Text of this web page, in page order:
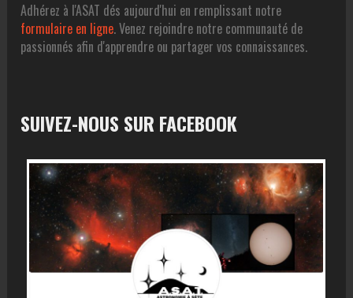
Adhérez à l'ASAT dés aujourd'hui en remplissant notre
formulaire en ligne. Venez rejoindre notre communauté de
passionnés afin d'apprendre ou partager vos connaissances.
SUIVEZ-NOUS SUR FACEBOOK